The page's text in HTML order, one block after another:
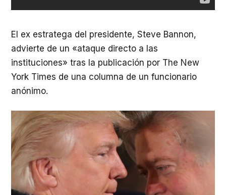
El ex estratega del presidente, Steve Bannon,
advierte de un «ataque directo a las
instituciones» tras la publicación por The New
York Times de una columna de un funcionario
anónimo.